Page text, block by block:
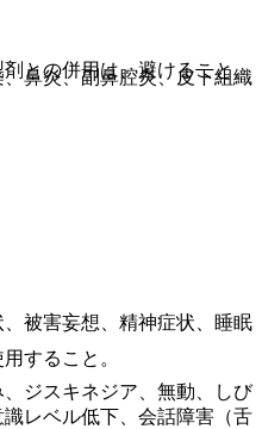
鼻炎、副鼻腔炎、皮下組織
被害妄想、精神症状、睡眠
ジスキネジア、無動、しび
レベル低下、会話障害（舌
との併用は、避けること。
すること。